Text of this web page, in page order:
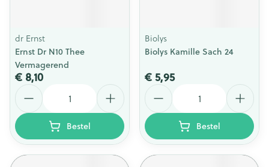
dr Ernst
Ernst Dr N10 Thee
Vermagerend
€ 8,10
Bestel
Biolys
Biolys Kamille Sach 24
€ 5,95
Aantal
Bestel